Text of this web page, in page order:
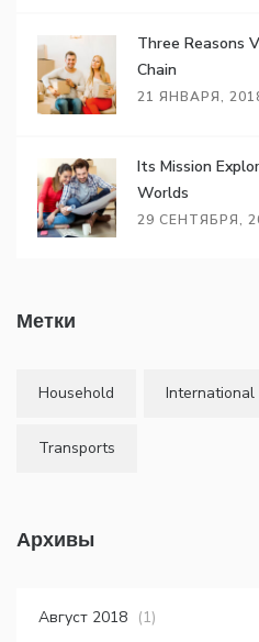
Three Reasons
Chain
21 ЯНВАРЯ,
Its Mission
Worlds
29 СЕНТЯБРЯ,
Метки
Household International
Transports
Архивы
Август 2018 (1)